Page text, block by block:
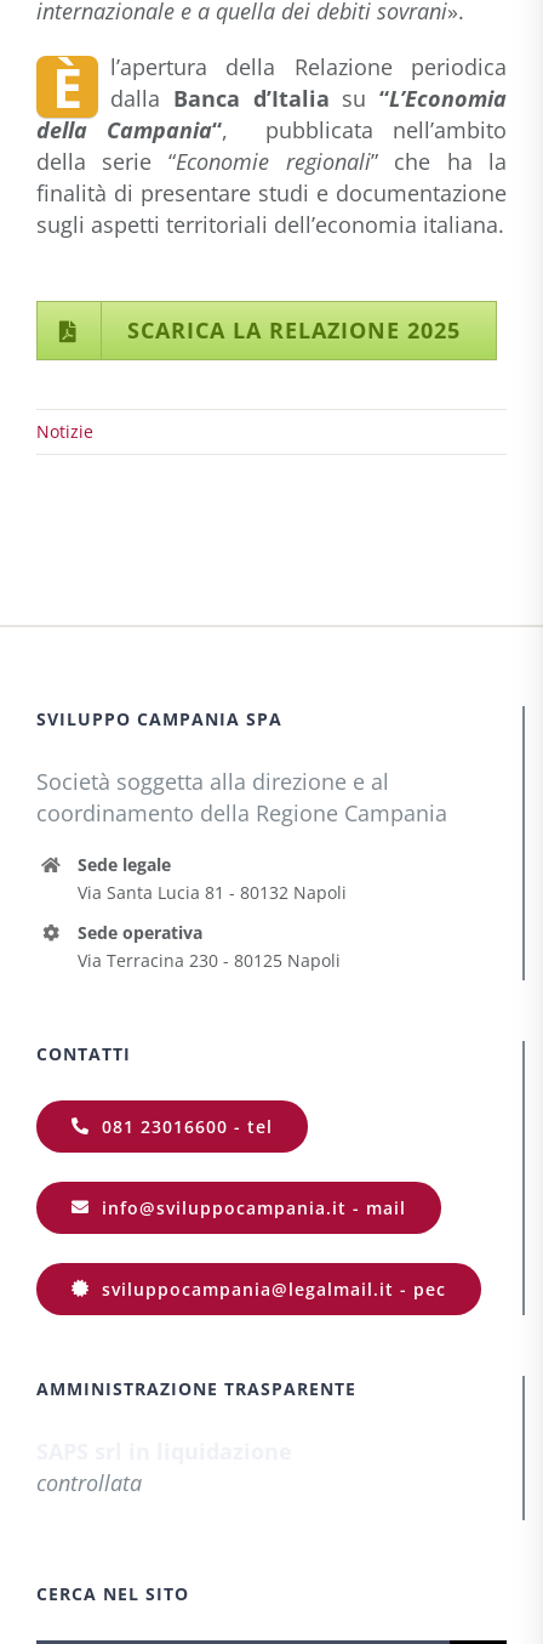
internazionale e a quella dei debiti sovrani».
È
l’apertura della Relazione periodica
dalla Banca d’Italia su“L’Economia
della Campania“, pubblicata nell’ambito
della serie “Economie regionali” che ha la
finalità di presentare studi e documentazione
sugli aspetti territoriali dell’economia italiana.
SCARICA LA RELAZIONE 2025
Notizie
SVILUPPO CAMPANIA SPA
Società soggetta alla direzione e al
coordinamento della Regione Campania
Sede legale
Via Santa Lucia 81 - 80132 Napoli
Sede operativa
Via Terracina 230 - 80125 Napoli
CONTATTI
081 23016600 - tel
info@sviluppocampania.it - mail
sviluppocampania@legalmail.it - pec
AMMINISTRAZIONE TRASPARENTE
controllata
CERCA NEL SITO